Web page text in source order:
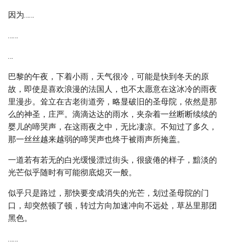
因为……
……
…
巴黎的午夜，下着小雨，天气很冷，可能是快到冬天的原
故，即使是喜欢浪漫的法国人，也不太愿意在这冰冷的雨夜
里漫步。耸立在古老街道旁，略显破旧的圣母院，依然是那
么的神圣，庄严。滴滴达达的雨水，夹杂着一丝断断续续的
婴儿的啼哭声，在这雨夜之中，无比凄凉。不知过了多久，
那一丝丝越来越弱的啼哭声也终于被雨声所掩盖。
一道若有若无的白光缓慢漂过街头，很疲倦的样子，黯淡的
光芒似乎随时有可能彻底熄灭一般。
似乎只是路过，那快要变成消失的光芒，划过圣母院的门
口，却突然顿了顿，转过方向加速冲向不远处，草丛里那团
黑色。
……